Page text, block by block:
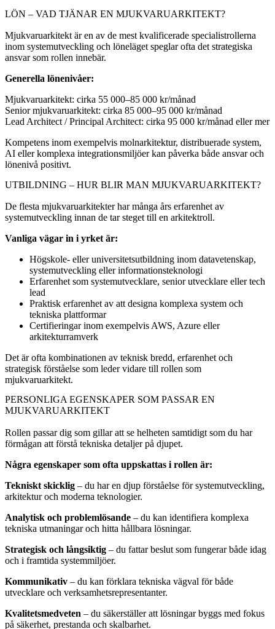
LÖN – VAD TJÄNAR EN MJUKVARUARKITEKT?
Mjukvaruarkitekt är en av de mest kvalificerade specialistrollerna
inom systemutveckling och löneläget speglar ofta det strategiska
ansvar som rollen innebär.
Generella lönenivåer:
Mjukvaruarkitekt: cirka 55 000–85 000 kr/månad
Senior mjukvaruarkitekt: cirka 85 000–95 000 kr/månad
Lead Architect / Principal Architect: cirka 95 000 kr/månad eller mer
Kompetens inom exempelvis molnarkitektur, distribuerade system,
AI eller komplexa integrationsmiljöer kan påverka både ansvar och
lönenivå positivt.
UTBILDNING – HUR BLIR MAN MJUKVARUARKITEKT?
De flesta mjukvaruarkitekter har många års erfarenhet av
systemutveckling innan de tar steget till en arkitektroll.
Vanliga vägar in i yrket är:
Högskole- eller universitetsutbildning inom datavetenskap,
systemutveckling eller informationsteknologi
Erfarenhet som systemutvecklare, senior utvecklare eller tech
lead
Praktisk erfarenhet av att designa komplexa system och
tekniska plattformar
Certifieringar inom exempelvis AWS, Azure eller
arkitekturramverk
Det är ofta kombinationen av teknisk bredd, erfarenhet och
strategisk förståelse som leder vidare till rollen som
mjukvaruarkitekt.
PERSONLIGA EGENSKAPER SOM PASSAR EN
MJUKVARUARKITEKT
Rollen passar dig som gillar att se helheten samtidigt som du har
förmågan att förstå tekniska detaljer på djupet.
Några egenskaper som ofta uppskattas i rollen är:
Tekniskt skicklig – du har en djup förståelse för systemutveckling,
arkitektur och moderna teknologier.
Analytisk och problemlösande – du kan identifiera komplexa
tekniska utmaningar och hitta hållbara lösningar.
Strategisk och långsiktig – du fattar beslut som fungerar både idag
och i framtida systemmiljöer.
Kommunikativ – du kan förklara tekniska vägval för både
utvecklare och verksamhetsrepresentanter.
Kvalitetsmedveten – du säkerställer att lösningar byggs med fokus
på säkerhet, prestanda och skalbarhet.